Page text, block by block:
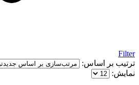
Filter
ترتیب بر اساس:
نمایش: